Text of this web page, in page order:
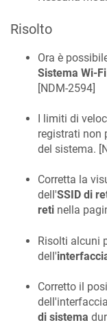
Risolto
Ora è
Sistema Wi-Fi
[NDM-2594]
I limiti di
registrati non
del sistema. [
Corretta la
dell'SSID di
reti nella
Risolti alcuni
dell'
Corretto il
di sistema